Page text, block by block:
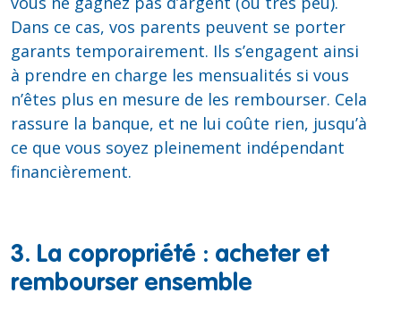
Dans ce cas, vos parents peuvent se porter
garants temporairement. Ils s’engagent ainsi
à prendre en charge les mensualités si vous
n’êtes plus en mesure de les rembourser. Cela
rassure la banque, et ne lui coûte rien, jusqu’à
ce que vous soyez pleinement indépendant
financièrement.
3. La copropriété : acheter et
rembourser ensemble